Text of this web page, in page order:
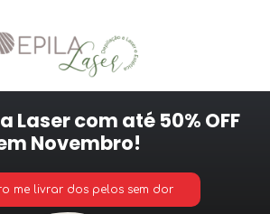
Laser com até 50% OFF
Novembro!
me livrar dos pelos sem dor